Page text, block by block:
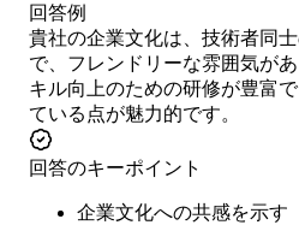
回答例
貴社の企業文化は、技術者同
で、フレンドリーな雰囲気が
キル向上のための研修が豊富
ている点が魅力的です。
回答のキーポイント
企業文化への共感を示す